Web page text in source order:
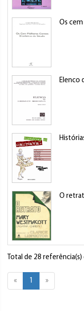
Os
Elenco
O
Total de 28
« 1 »